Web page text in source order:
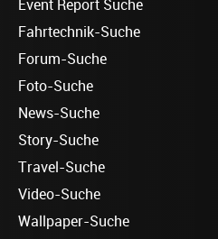
Event Report Suche
Fahrtechnik-Suche
Forum-Suche
Foto-Suche
News-Suche
Story-Suche
Travel-Suche
Video-Suche
Wallpaper-Suche